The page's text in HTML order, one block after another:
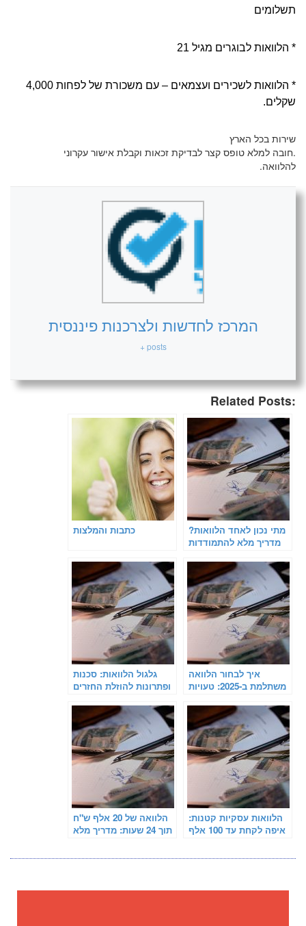
תשלומים
* הלוואות לבוגרים מגיל 21
* הלוואות לשכירים ועצמאים – עם משכורת של לפחות 4,000
שקלים.
שירות בכל הארץ
.חובה למלא טופס קצר לבדיקת זכאות וקבלת אישור עקרוני
להלוואה.
המרכז לחדשות ולצרכנות פיננסית
+ posts
Related Posts:
כתבות והמלצות
מתי נכון לאחד הלוואות?
מדריך מלא להתמודדות
לנשימה
גלגול הלוואות: סכנות
ופתרונות להוזלת החזרים
איך לבחור הלוואה
משתלמת ב-2025: טעויות
מהן
הלוואה של 20 אלף ש"ח
תוך 24 שעות: מדריך מלא
הלוואות עסקיות קטנות:
איפה לקחת עד 100 אלף